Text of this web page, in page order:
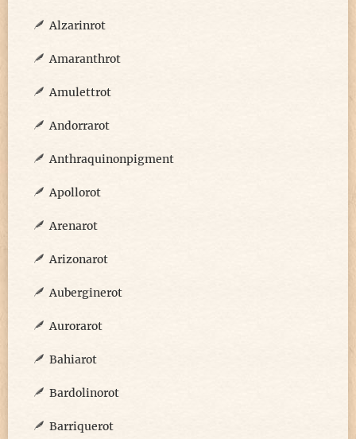
Alzarinrot
Amaranthrot
Amulettrot
Andorrarot
Anthraquinonpigment
Apollorot
Arenarot
Arizonarot
Auberginerot
Aurorarot
Bahiarot
Bardolinorot
Barriquerot